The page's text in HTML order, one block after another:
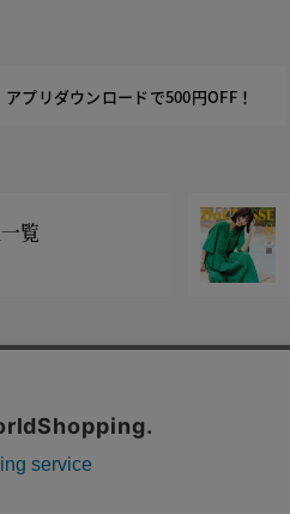
アプリダウンロードで500円OFF！
覧
ハイエンドライン